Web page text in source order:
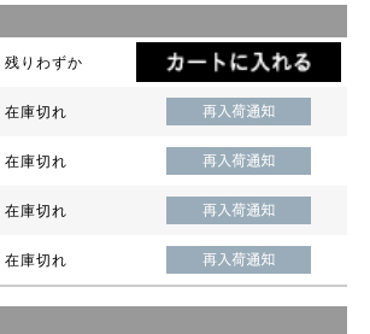
残りわずか
在庫切れ
在庫切れ
在庫切れ
在庫切れ